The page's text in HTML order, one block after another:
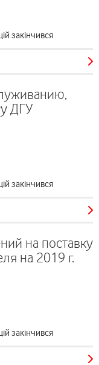
закінчився
ДГУ
закінчився
на поставку
на 2019 г.
закінчився